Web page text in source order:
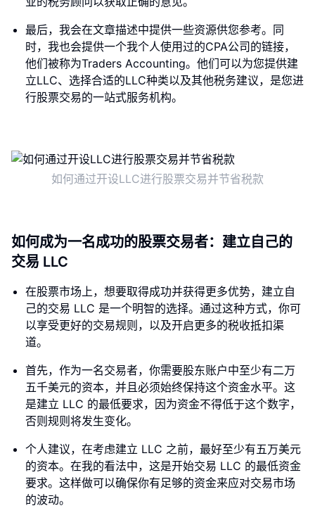
最后，我会在文章描述中提供一些资源供您参考。同
时，我也会提供一个我个人使用过的CPA公司的链接，
他们被称为Traders Accounting。他们可以为您提供建
立LLC、选择合适的LLC种类以及其他税务建议，是您进
行股票交易的一站式服务机构。
如何通过开设LLC进行股票交易并节省税款
如何成为一名成功的股票交易者：建立自己的
交易 LLC
在股票市场上，想要取得成功并获得更多优势，建立自
己的交易 LLC 是一个明智的选择。通过这种方式，你可
以享受更好的交易规则，以及开启更多的税收抵扣渠
道。
首先，作为一名交易者，你需要股东账户中至少有二万
五千美元的资本，并且必须始终保持这个资金水平。这
是建立 LLC 的最低要求，因为资金不得低于这个数字，
否则规则将发生变化。
个人建议，在考虑建立 LLC 之前，最好至少有五万美元
的资本。在我的看法中，这是开始交易 LLC 的最低资金
要求。这样做可以确保你有足够的资金来应对交易市场
的波动。